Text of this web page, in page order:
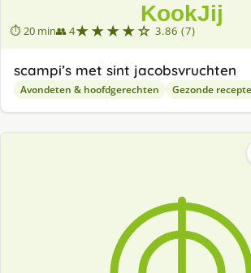
⏱ 20 min👥 4★★★★☆ 3.86 (7)
scampi’s met sint jacobsvruchten
Avondeten & hoofdgerechten Gezonde